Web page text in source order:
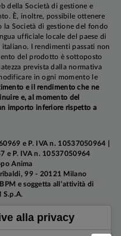
della Società di gestione e
È, inoltre, possibile ottenere
la Società di gestione del fondo
ufficiale locale del paese di
I rendimenti passati non
del prodotto è sottoposto
prevista dalla normativa
in ogni momento le
e il rendimento che ne
e, al momento del
importo inferiore rispetto a
e P. IVA n. 10537050964 |
e P. IVA n. 10537050964
Anima
99 - 20121 Milano
e soggetta all'attività di
S.p.A.
alla privacy